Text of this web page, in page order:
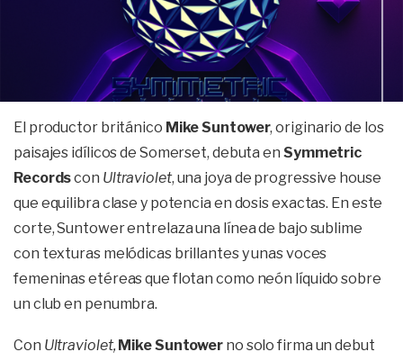
El productor británico Mike Suntower, originario de los
paisajes idílicos de Somerset, debuta en Symmetric
Recordscon Ultraviolet, una joya de progressive house
que equilibra clase y potencia en dosis exactas. En este
corte, Suntower entrelaza una línea de bajo sublime
con texturas melódicas brillantes y unas voces
femeninas etéreas que flotan como neón líquido sobre
un club en penumbra.
Con Ultraviolet, Mike Suntower no solo firma un debut